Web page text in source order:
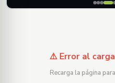
⚠️ Error al
Recarga la página